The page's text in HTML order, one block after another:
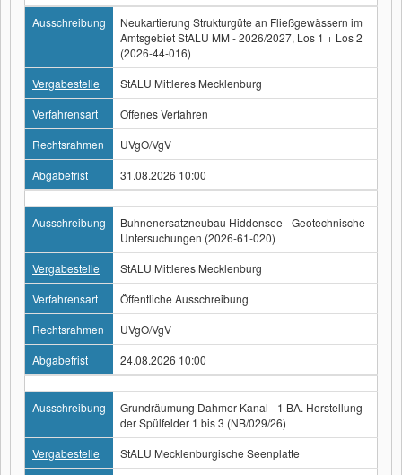
Ausschreibung
Neukartierung Strukturgüte an Fließgewässern im
Amtsgebiet StALU MM - 2026/2027, Los 1 + Los 2
(2026-44-016)
Vergabestelle
StALU Mittleres Mecklenburg
Verfahrensart
Offenes Verfahren
Rechtsrahmen
UVgO/VgV
Abgabefrist
31.08.2026 10:00
Ausschreibung
Buhnenersatzneubau Hiddensee - Geotechnische
Untersuchungen (2026-61-020)
Vergabestelle
StALU Mittleres Mecklenburg
Verfahrensart
Öffentliche Ausschreibung
Rechtsrahmen
UVgO/VgV
Abgabefrist
24.08.2026 10:00
Ausschreibung
Grundräumung Dahmer Kanal - 1 BA. Herstellung
der Spülfelder 1 bis 3 (NB/029/26)
Vergabestelle
StALU Mecklenburgische Seenplatte